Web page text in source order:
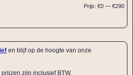
Prijs: €0 — €290
en blijf op de hoogte van onze
zijn inclusief BTW.